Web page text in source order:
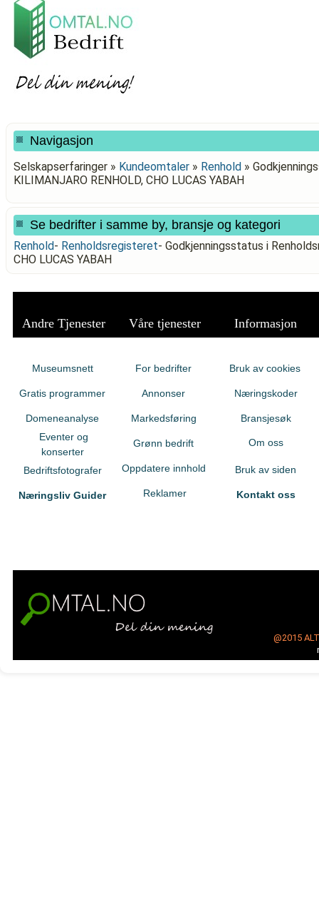
Navigasjon
Selskapserfaringer » Kundeomtaler » Renhold »
KILIMANJARO RENHOLD, CHO LUCAS YABAH
Se bedrifter i samme by, bransje og kategori
Renhold- Renholdsregisteret- Godkjenningsstatus i
CHO LUCAS YABAH
Andre Tjenester Våre tjenester Informasjon
Museumsnett
Gratis programmer
Domeneanalyse
Eventer og
konserter
Bedriftsfotografer
Næringsliv Guider
For bedrifter
Annonser
Markedsføring
Grønn bedrift
Oppdatere innhold
Reklamer
Bruk av cookies
Næringskoder
Bransjesøk
Om oss
Bruk av siden
Kontakt oss
@2015